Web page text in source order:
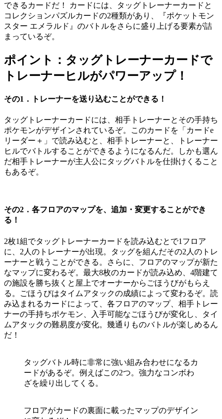
できるカードだ！ カードには、タッグトレーナーカードと
コレクションパズルカードの2種類があり、『ポケットモン
スター エメラルド』のバトルをさらに盛り上げる要素が詰
まっているぞ。
ポイント：タッグトレーナーカードで
トレーナーヒルがパワーアップ！
その1．トレーナーを送り込むことができる！
タッグトレーナーカードには、相手トレーナーとその手持ち
ポケモンがデザインされているぞ。このカードを「カードe
リーダー＋」で読み込むと、相手トレーナーと、トレーナー
ヒルでバトルすることができるようになるんだ。しかも選ん
だ相手トレーナーが主人公にタッグバトルを仕掛けくること
もあるぞ。
その2．各フロアのマップを、追加・変更することができ
る！
2枚1組でタッグトレーナーカードを読み込むとで1フロア
に、2人のトレーナーが出現。タッグを組んだその2人のトレ
ーナーと戦うことができる。さらに、フロアのマップが新た
なマップに変わるぞ。最大8枚のカードが読み込め、4階建て
の施設を勝ち抜くと屋上でオーナーからごほうびがもらえ
る。ごほうびはタイムアタックの成績によって変わるぞ。読
み込まれるカードによって、各フロアのマップ、相手トレー
ナーの手持ちポケモン、入手可能なごほうびが変化し、タイ
ムアタックの難易度が変化。幾通りものバトルが楽しめるん
だ！
タッグバトル時に非常に強い組み合わせになるカ
ードがあるぞ。例えばこの2つ。強力なコンボわ
ざを繰り出してくる。
フロアがカードの裏面に載ったマップのデザイン